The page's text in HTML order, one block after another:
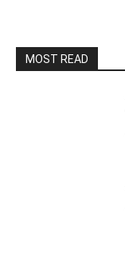
MOST READ